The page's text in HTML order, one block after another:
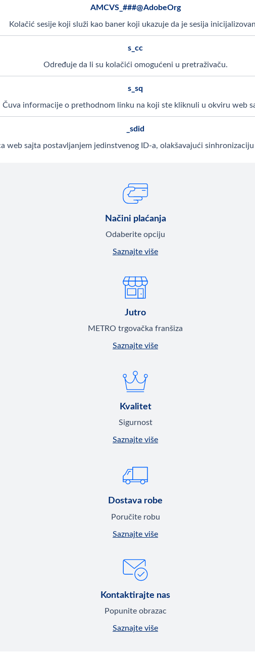
AMCVS_###@AdobeOrg
Kolačić sesije koji služi kao baner koji ukazuje da je sesija
s_cc
Određuje da li su kolačići omogućeni u pretraživaču.
s_sq
Čuva informacije o prethodnom linku na koji ste kliknuli u okviru web
_sdid
web sajta postavljanjem jedinstvenog ID-a, olakšavajući
Načini plaćanja
Odaberite opciju
Saznajte više
Jutro
METRO trgovačka franšiza
Saznajte više
Kvalitet
Sigurnost
Saznajte više
Dostava robe
Poručite robu
Saznajte više
Kontaktirajte nas
Popunite obrazac
Saznajte više